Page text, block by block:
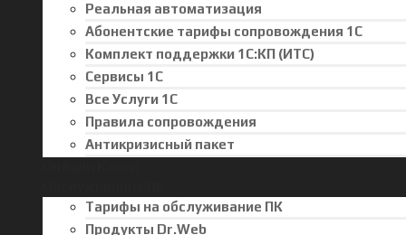
Реальная автоматизация
Абонентские тарифы сопровождения 1С
Комплект поддержки 1С:КП (ИТС)
Сервисы 1С
Все Услуги 1С
Правила сопровождения
Антикризисный пакет
Тарифы на обслуживание ПК
Продукты Dr.Web